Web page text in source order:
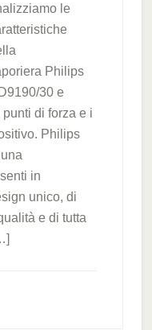
le
Philips
30 e
di forza e i
Philips
in
unico, di
e di tutta